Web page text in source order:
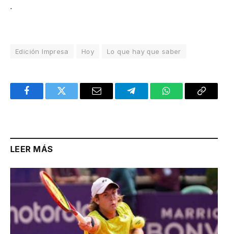
.
Edición Impresa Hoy Lo que hay que saber
FacebookTwitter Email TelegramWhatsAppCopy
LEER MÁS